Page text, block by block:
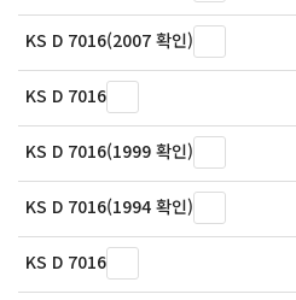
KS D 7016(2007 확인)
KS D 7016
KS D 7016(1999 확인)
KS D 7016(1994 확인)
KS D 7016